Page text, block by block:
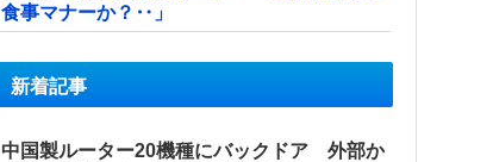
食事マナーか？‥」
新着記事
中国製ルーター20機種にバックドア 外部か